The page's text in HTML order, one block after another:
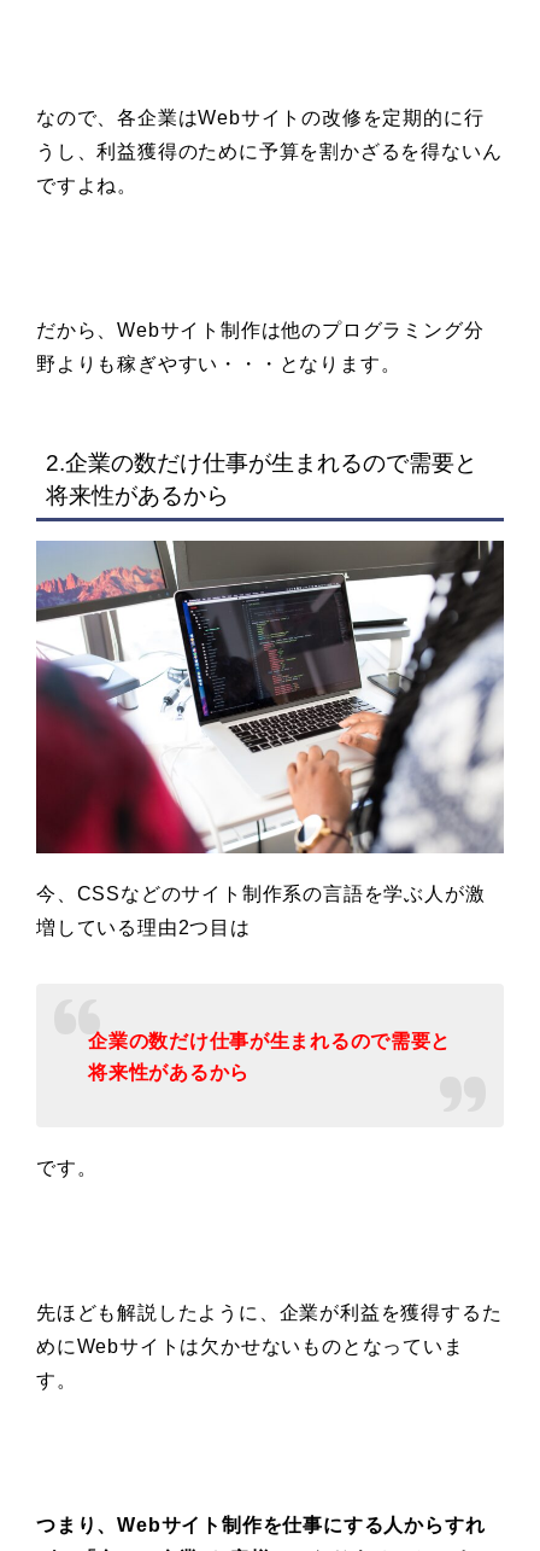
なので、各企業はWebサイトの改修を定期的に行
うし、利益獲得のために予算を割かざるを得ないん
ですよね。
だから、Webサイト制作は他のプログラミング分
野よりも稼ぎやすい・・・となります。
2.企業の数だけ仕事が生まれるので需要と
将来性があるから
今、CSSなどのサイト制作系の言語を学ぶ人が激
増している理由2つ目は
企業の数だけ仕事が生まれるので需要と
将来性があるから
です。
先ほども解説したように、企業が利益を獲得するた
めにWebサイトは欠かせないものとなっていま
す。
つまり、Webサイト制作を仕事にする人からすれ